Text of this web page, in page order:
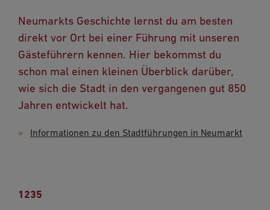
Neumarkts Geschichte lernst du am besten
direkt vor Ort bei einer Führung mit unseren
Gästeführern kennen. Hier bekommst du
schon mal einen kleinen Überblick darüber,
wie sich die Stadt in den vergangenen gut 850
Jahren entwickelt hat.
Informationen zu den Stadtführungen in Neumarkt
1235